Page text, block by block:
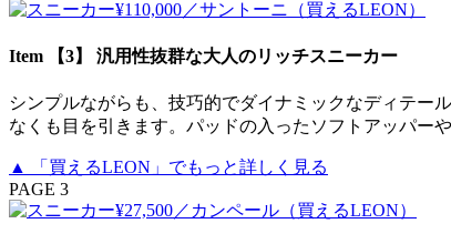
Item 【3】 汎用性抜群な大人のリッチスニーカー
シンプルながらも、技巧的でダイナミックなディテー
なくも目を引きます。パッドの入ったソフトアッパー
▲ 「買えるLEON」でもっと詳しく見る
PAGE 3